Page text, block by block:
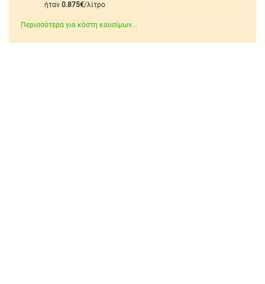
ήταν 0.875€/λίτρο
Περισσότερα για κόστη καυσίμων...